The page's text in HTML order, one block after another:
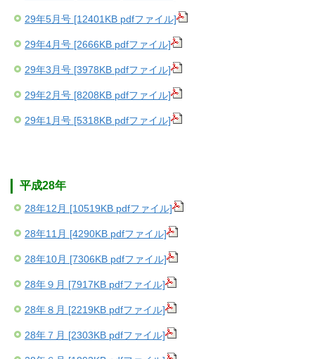
29年5月号 [12401KB pdfファイル]
29年4月号 [2666KB pdfファイル]
29年3月号 [3978KB pdfファイル]
29年2月号 [8208KB pdfファイル]
29年1月号 [5318KB pdfファイル]
平成28年
28年12月 [10519KB pdfファイル]
28年11月 [4290KB pdfファイル]
28年10月 [7306KB pdfファイル]
28年９月 [7917KB pdfファイル]
28年８月 [2219KB pdfファイル]
28年７月 [2303KB pdfファイル]